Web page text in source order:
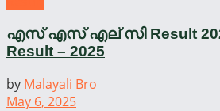
എസ് എസ് എല് സി Result 2025
Result – 2025
by Malayali Bro
May 6, 2025